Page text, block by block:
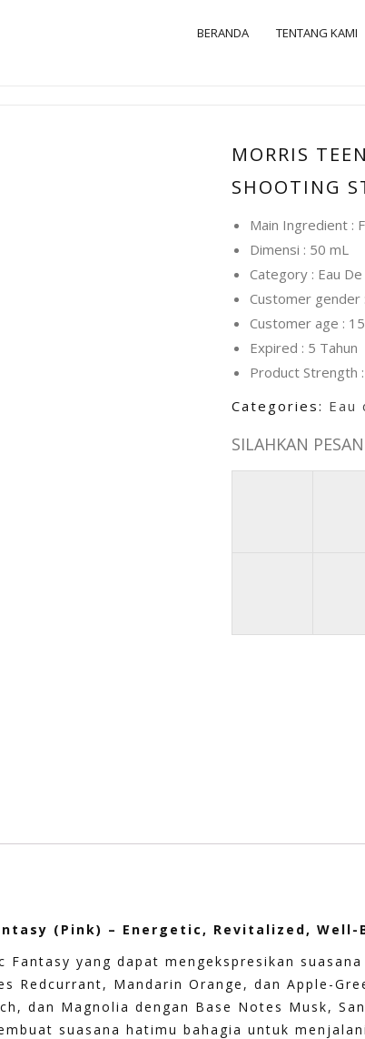
BERANDA TENTANG KAMI
MORRIS
SHOOTING
Main Ingredient :
Dimensi : 50 mL
Category : Eau
Customer gender
Customer age :
Expired : 5 Tahun
Product Strength
Categories: Eau
SILAHKAN
(Pink) – Energetic, Revitalized,
Fantasy yang dapat mengekspresikan
Redcurrant, Mandarin Orange, dan Apple-
dan Magnolia dengan Base Notes Musk,
suasana hatimu bahagia untuk